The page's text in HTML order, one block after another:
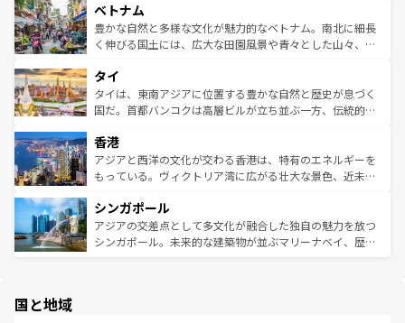
参照してほしい。
容にもいいと評判のスイーツなど、バラエティ豊かな料理
が味わえる。 なお、新着の台湾情報は コンテンツ一覧を参
照してほしい。
き、地方に足を延ばせば四季折々の自然美を楽しむことが
できる。そして、キムチや焼肉、絶品のストリートフード
まで、さまざまな韓国料理が待っている。夜には、韓国な
リティに包まれながら、韓国の多彩な魅力を心ゆくまで味
わってみてほしい。 なお、新着の韓国情報はコンテンツ一
覧を参照してほしい。
ベトナム
豊かな自然と多様な文化が魅力的なベトナム。南北に細長
く伸びる国土には、広大な田園風景や青々とした山々、世
急速な発展と共に伝統が息づく。ハノイの古い町並みやホ
ーチミン市のフランス統治時代の建物も、独特の雰囲気を
醸し出している。また、バラエティの豊かさとおいしさで
とつ。フォーやバインミー、ベトナムコーヒーなどは、ぜ
ひ現地で味わいたい。どの地域を訪れてもあたたかい人々
が旅行者を迎えてくれるので、きっと忘れられない旅にな
参照してほしい。
タイ
タイは、東南アジアに位置する豊かな自然と歴史が息づく
国だ。首都バンコクは高層ビルが立ち並ぶ一方、伝統的な
の活気が交差している。北部ではチェンマイなどの山岳地
帯で自然と触れ合い、南部ではプーケットやクラビの美し
いビーチでリゾート気分を楽しむことができる。タイ料理
激する。気候は一年中温暖で、どの季節にも異なる楽しみ
が待っている。親しみやすいタイの人々、仏教を中心とし
た文化、そして多様な観光資源が、訪れる旅人を魅了し続
香港
アジアと西洋の文化が交わる香港は、特有のエネルギーを
もっている。ヴィクトリア湾に広がる壮大な景色、近未来
み、どこを訪れても感動するはず。観光スポットが密集し
ており、効率よく見どころを回れるのも魅力。息をのむよ
うな絶景から文化的な体験まで、香港を存分に楽しみ尽く
シンガポール
アジアの交差点として多文化が融合した独自の魅力を放つ
シンガポール。未来的な建築物が並ぶマリーナベイ、歴史
国と地域